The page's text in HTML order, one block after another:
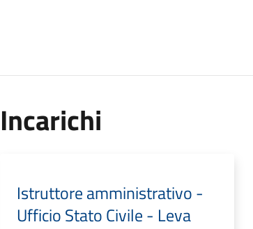
Incarichi
Istruttore amministrativo -
Ufficio Stato Civile - Leva